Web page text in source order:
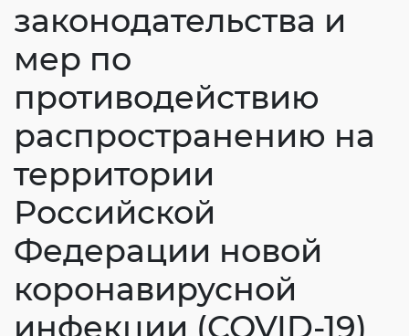
законодательства и
мер по
противодействию
распространению на
территории
Российской
Федерации новой
коронавирусной
инфекции (COVID-19)